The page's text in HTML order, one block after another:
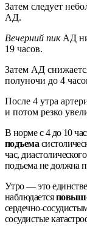
Затем следует
АД.
Вечерний пикАД
19 часов.
Затем АД
полуночи до 4
После 4 утра
и потом резко
В норме с 4 до 10
подъема
час,
подъема не должна
Утро — это
наблюдается
сердечно-
сосудистые